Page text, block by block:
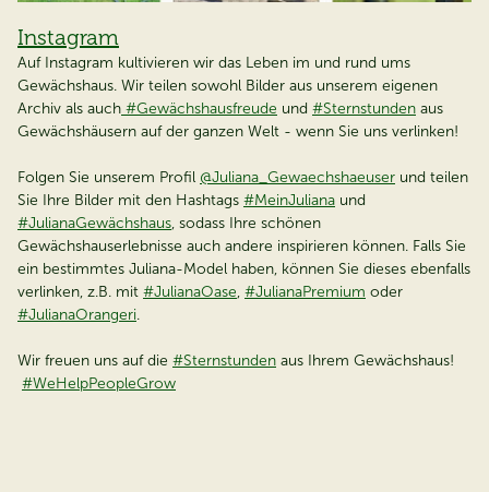
Instagram
Auf Instagram kultivieren wir das Leben im und rund ums
Gewächshaus. Wir teilen sowohl Bilder aus unserem eigenen
Archiv als auch #Gewächshausfreude und #Sternstunden aus
Gewächshäusern auf der ganzen Welt - wenn Sie uns verlinken!
Folgen Sie unserem Profil @Juliana_Gewaechshaeuser und teilen
Sie Ihre Bilder mit den Hashtags #MeinJuliana und
#JulianaGewächshaus, sodass Ihre schönen
Gewächshauserlebnisse auch andere inspirieren können. Falls Sie
ein bestimmtes Juliana-Model haben, können Sie dieses ebenfalls
verlinken, z.B. mit #JulianaOase, #JulianaPremium oder
#JulianaOrangeri.
Wir freuen uns auf die #Sternstunden aus Ihrem Gewächshaus!
#WeHelpPeopleGrow